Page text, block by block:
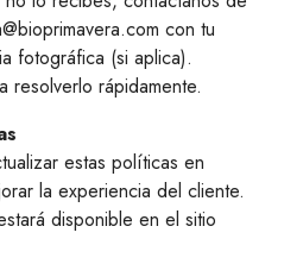
con tu
fotográfica (si aplica).
resolverlo rápidamente.
estas políticas en
la experiencia del cliente.
disponible en el sitio